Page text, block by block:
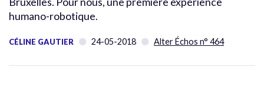
humano-robotique.
CÉLINE GAUTIER 24-05-2018 Alter Échos n° 464